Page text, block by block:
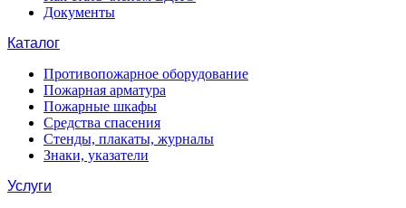
Документы
Каталог
Противопожарное оборудование
Пожарная арматура
Пожарные шкафы
Средства спасения
Стенды, плакаты, журналы
Знаки, указатели
Услуги